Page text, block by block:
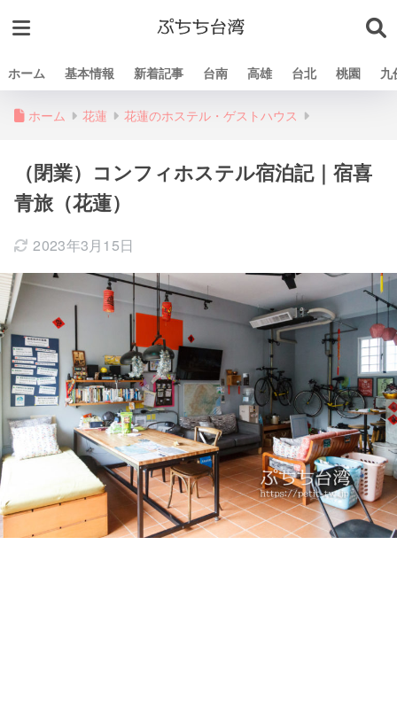
ホーム 基本情報 新着記事 台南 高雄 台北 桃園 九
ホーム 花蓮 花蓮のホステル・ゲストハウス
（閉業）コンフィホステル宿泊記｜宿喜
青旅（花蓮）
2023年3月15日